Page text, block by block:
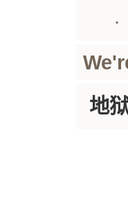
.
地